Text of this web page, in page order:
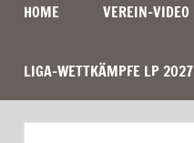
HOME VEREIN-VIDEO
LIGA-WETTKÄMPFE LP 2027